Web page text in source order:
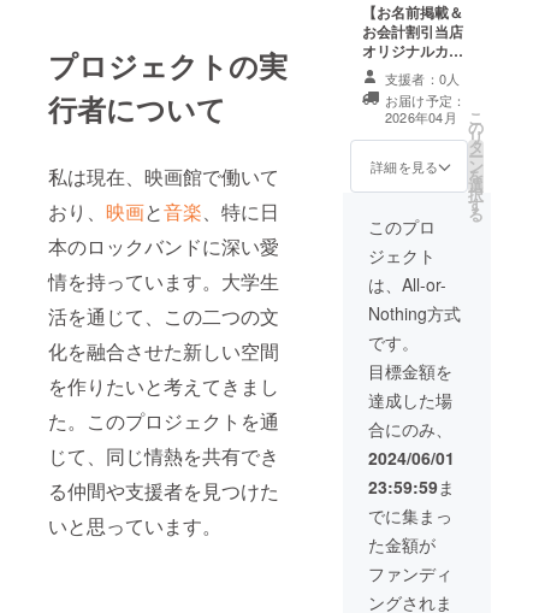
プロジェクトの実
行者について
私は現在、映画館で働いて
おり、 映画と音楽、特に日
本のロックバンドに深い愛
情を持っています。大学生
活を通じて、この二つの文
化を融合させた新しい空間
を作りたいと考えてきまし
た。このプロジェクトを通
じて、同じ情熱を共有でき
る仲間や支援者を見つけた
いと思っています。
【お名前掲載＆
お会計割引当店
オリジナルカー
ド】 ホームペー
ジに、支援者様
のお名前（ニッ
クネーム）を掲
載します。 ・掲
載期間：開業か
法：文字のみ、
ロゴ／バナーの
掲載は不可 ・支
援時、必ず備考
欄に希望される
お名前をご記入
ください。 ま
た、来店時にお
会計から15%割
引させていただ
く、当店オリジ
ナルカードを提
供させていただ
3年間を予定) ス
タッフにその旨
と、クラウファ
ンディング画面
をご提示くださ
い。 ※開業日が
支援者：0人
お届け予定：
2026年04月
詳細を見る
こ
の
リ
タ
ー
ン
を
選
択
す
る
このプロ
ジェクト
は、All-or-
Nothing方式
です。
目標金額を
達成した場
合にのみ、
2024/06/01
23:59:59ま
でに集まっ
た金額が
ファンディ
ングされま